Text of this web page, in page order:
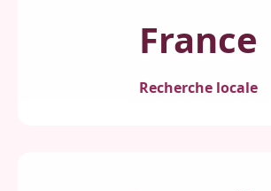
France
Recherche locale